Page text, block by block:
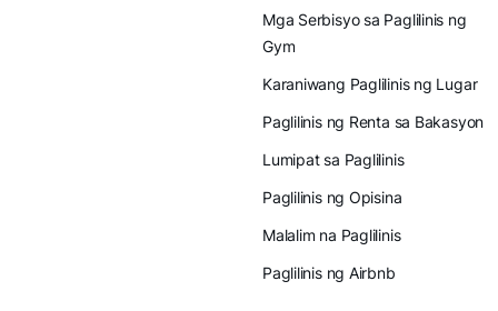
Mga Serbisyo sa Paglilinis ng
Gym
Karaniwang Paglilinis ng Lugar
Paglilinis ng Renta sa Bakasyon
Lumipat sa Paglilinis
Paglilinis ng Opisina
Malalim na Paglilinis
Paglilinis ng Airbnb